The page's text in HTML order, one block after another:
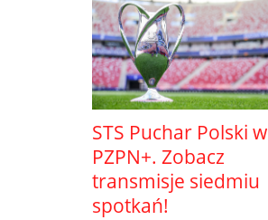
STS Puchar Polski w
PZPN+. Zobacz
transmisje siedmiu
spotkań!